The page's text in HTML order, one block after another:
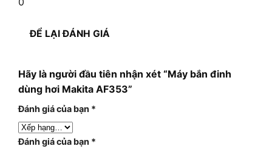
ĐỂ LẠI ĐÁNH GIÁ
Hãy là người đầu tiên nhận xét “Máy bắn đinh
dùng hơi Makita AF353”
Đánh giá của bạn *
Đánh giá của bạn *